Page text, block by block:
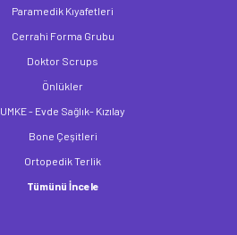
Paramedik Kıyafetleri
Cerrahi Forma Grubu
Doktor Scrups
Önlükler
UMKE - Evde Sağlık- Kızılay
Bone Çeşitleri
Ortopedik Terlik
Tümünü İncele